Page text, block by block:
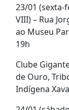
23/01 (sexta-
VIII) – Rua
ao Museu
19h
Clube
de Ouro,
Indígena